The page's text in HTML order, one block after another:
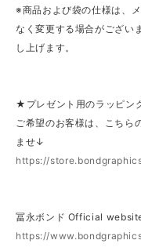
※商品および袋の仕様は、
なく変更する場合がござい
し上げます。
★プレゼント用のラッピン
ご希望のお客様は、こちら
ませ↓
https://
冨永ボンド Official
https://